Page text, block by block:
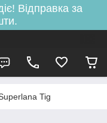
Відправка за
Tig